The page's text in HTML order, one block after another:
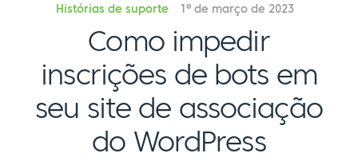
Histórias de suporte 1º de março de 2023
Como impedir
inscrições de bots em
seu site de associação
do WordPress